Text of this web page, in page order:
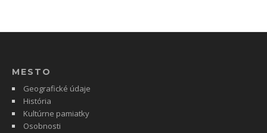
MESTO
Geografické údaje
História
Kultúrne pamiatky
Osobnosti